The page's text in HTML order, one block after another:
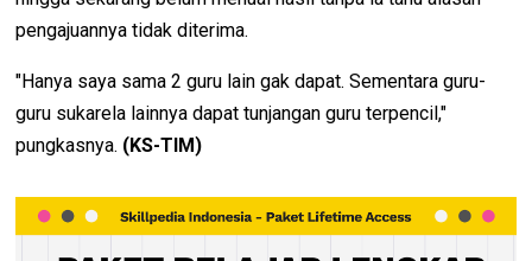
pengajuannya tidak diterima.
"Hanya saya sama 2 guru lain gak dapat. Sementara guru-
guru sukarela lainnya dapat tunjangan guru terpencil,"
pungkasnya. (KS-TIM)